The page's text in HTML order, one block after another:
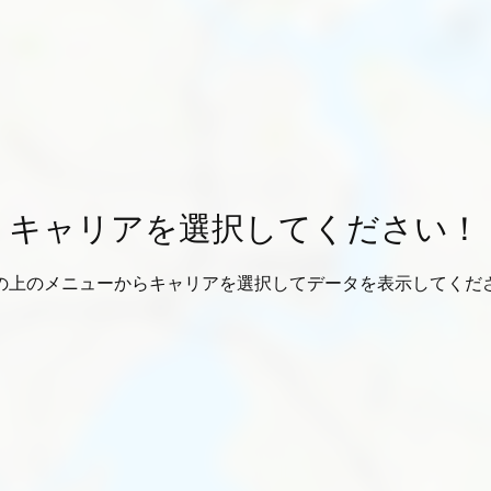
キャリアを選択してください！
上のメニューからキャリアを選択してデータを表示してくだ